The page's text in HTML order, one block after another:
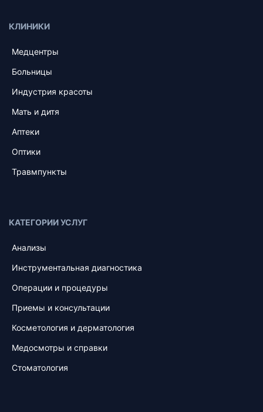
КЛИНИКИ
Медцентры
Больницы
Индустрия красоты
Мать и дитя
Аптеки
Оптики
Травмпункты
КАТЕГОРИИ УСЛУГ
Анализы
Инструментальная диагностика
Операции и процедуры
Приемы и консультации
Косметология и дерматология
Медосмотры и справки
Стоматология